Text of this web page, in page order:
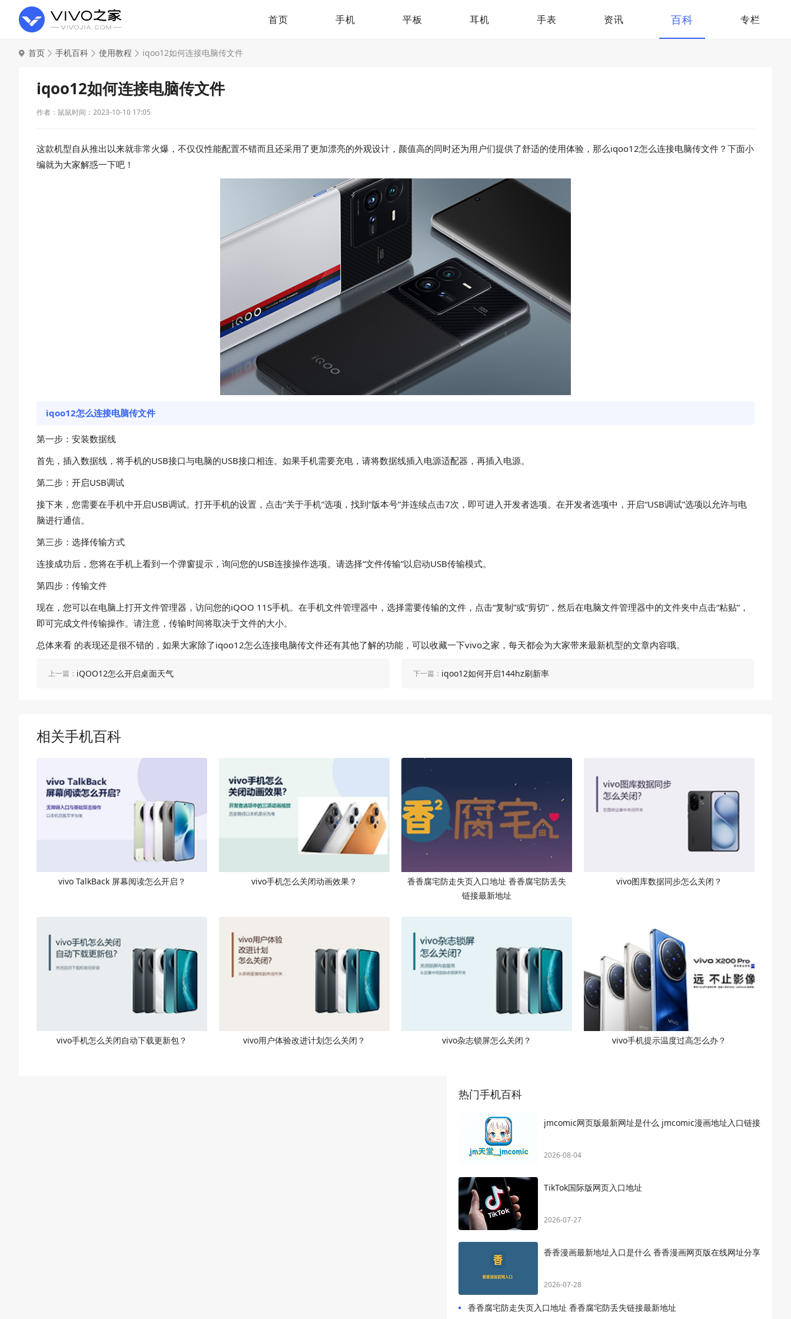
首页 手机 平板 耳机 手表 资讯 百科 专栏
首页 手机百科 使用教程 iqoo12如何连接电脑传文件
iqoo12如何连接电脑传文件
作者：鼠鼠时间：2023-10-10 17:05
这款机型自从推出以来就非常火爆，不仅仅性能配置不错而且还采用了更加漂亮的外观设计，颜值高的同时还为用户们提供了舒适的使用体验，那么iqoo12怎么连接电脑传文件？下面小
编就为大家解惑一下吧！
iqoo12怎么连接电脑传文件
第一步：安装数据线
首先，插入数据线，将手机的USB接口与电脑的USB接口相连。如果手机需要充电，请将数据线插入电源适配器，再插入电源。
第二步：开启USB调试
接下来，您需要在手机中开启USB调试。打开手机的设置，点击“关于手机”选项，找到“版本号”并连续点击7次，即可进入开发者选项。在开发者选项中，开启“USB调试”选项以允许与电
脑进行通信。
第三步：选择传输方式
连接成功后，您将在手机上看到一个弹窗提示，询问您的USB连接操作选项。请选择“文件传输”以启动USB传输模式。
第四步：传输文件
现在，您可以在电脑上打开文件管理器，访问您的iQOO 11S手机。在手机文件管理器中，选择需要传输的文件，点击“复制”或“剪切”，然后在电脑文件管理器中的文件夹中点击“粘贴”，
即可完成文件传输操作。请注意，传输时间将取决于文件的大小。
总体来看 的表现还是很不错的，如果大家除了iqoo12怎么连接电脑传文件还有其他了解的功能，可以收藏一下vivo之家，每天都会为大家带来最新机型的文章内容哦。
上一篇： iQOO12怎么开启桌面天气 下一篇： iqoo12如何开启144hz刷新率
相关手机百科
vivo TalkBack 屏幕阅读怎么开启？ vivo手机怎么关闭动画效果？
香香腐宅防走失页入口地址 香香腐宅防丢失
链接最新地址
vivo图库数据同步怎么关闭？
vivo手机怎么关闭自动下载更新包？ vivo用户体验改进计划怎么关闭？ vivo杂志锁屏怎么关闭？ vivo手机提示温度过高怎么办？
热门手机百科
jmcomic网页版最新网址是什么 jmcomic漫画地址入口链接
2026-08-04
TikTok国际版网页入口地址
2026-07-27
香香漫画最新地址入口是什么 香香漫画网页版在线网址分享
2026-07-28
香香腐宅防走失页入口地址 香香腐宅防丢失链接最新地址